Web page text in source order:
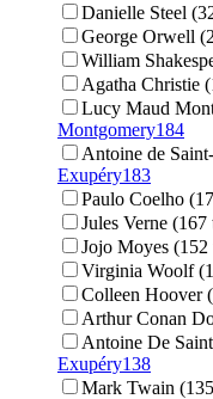
Danielle Steel
George Orwell
William
Agatha Christie
Lucy Maud
Montgomery184
Antoine de
Exupéry183
Paulo Coelho
Jules Verne
Jojo Moyes
Virginia Woolf
Colleen Hoover
Arthur Conan
Antoine De
Exupéry138
Mark Twain